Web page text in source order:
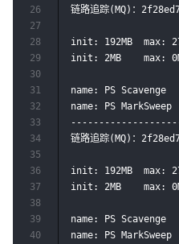
链路追踪(MQ)：
init: 192MB	 max: 2708MB	 used: 43MB	 committed: 184MB	 use rate: 23%
init: 2MB	 max: 0MB	 used: 13MB	 committed: 14MB	 use rate: 95%
name: PS Scavenge	 count:0	 took:0	 pool name:[PS Eden Space, PS Survivor Space]
name: PS MarkSweep	 count:0	 took:0	 pool name:[PS Eden Space, PS Survivor Space, PS Old Gen]
链路追踪(MQ)：
init: 192MB	 max: 2708MB	 used: 43MB	 committed: 184MB	 use rate: 23%
init: 2MB	 max: 0MB	 used: 13MB	 committed: 14MB	 use rate: 95%
name: PS Scavenge	 count:0	 took:0	 pool name:[PS Eden Space, PS Survivor Space]
name: PS MarkSweep	 count:0	 took:0	 pool name:[PS Eden Space, PS Survivor Space, PS Old Gen]
26
27
28
29
30
31
32
33
34
35
36
37
38
39
40